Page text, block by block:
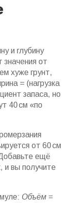
и глубину
от
хуже грунт,
= (нагрузка
запаса, но
40 см «по
от 60 см
ещё
и вы получите
Объём =